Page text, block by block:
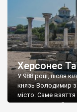
Херсонес
У 988 році, після
князь Володимир
місто. Саме
диктувати свої